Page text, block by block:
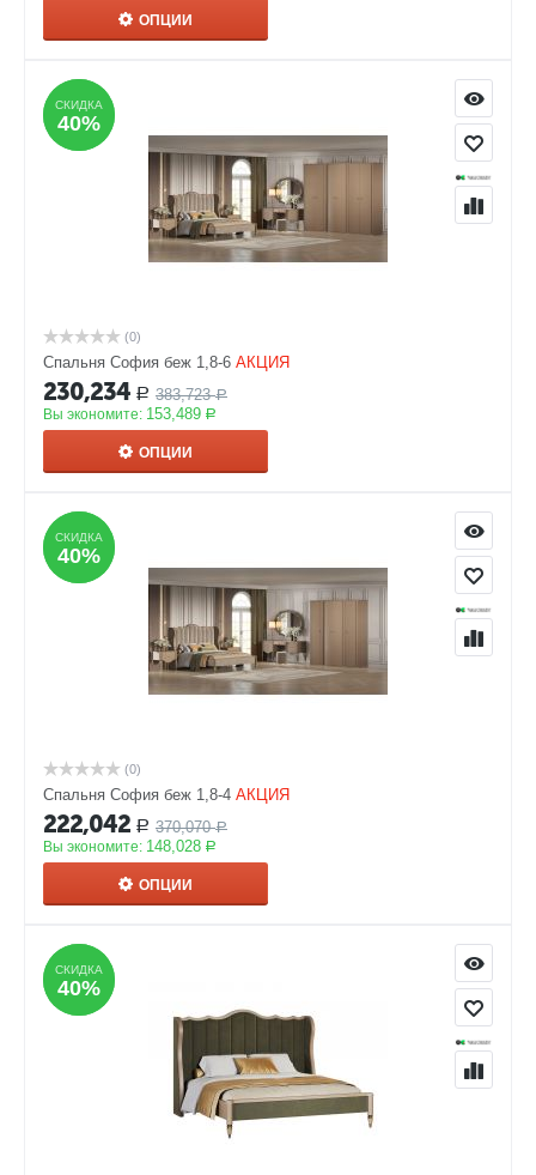
ОПЦИИ
СКИДКА
40%
СКИДКА
40%
(0)
Спальня София беж 1,8-6 АКЦИЯ
230,234 Р 383,723 Р
Вы экономите: 153,489 Р
ОПЦИИ
СКИДКА
40%
СКИДКА
40%
(0)
Спальня София беж 1,8-4 АКЦИЯ
222,042 Р 370,070 Р
Вы экономите: 148,028 Р
ОПЦИИ
СКИДКА
40%
СКИДКА
40%